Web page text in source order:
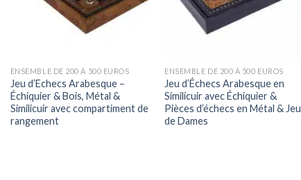
ENSEMBLE DE 200 À 500 EUROS
Jeu d’Echecs Arabesque –
Échiquier & Bois, Métal &
Similicuir avec compartiment de
rangement
ENSEMBLE DE 200 À 500 EUROS
Jeu d’Échecs Arabesque en
Similicuir avec Échiquier &
Pièces d’échecs en Métal & Jeu
de Dames